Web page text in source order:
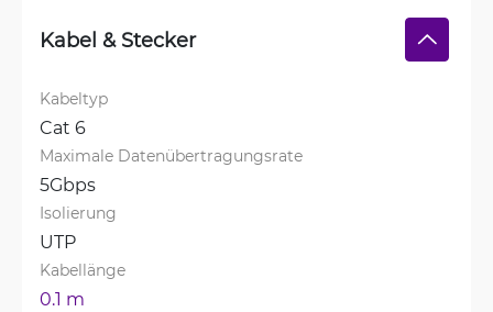
Kabel & Stecker
Kabeltyp
Cat 6
Maximale Datenübertragungsrate
5Gbps
Isolierung
UTP
Kabellänge
0.1 m